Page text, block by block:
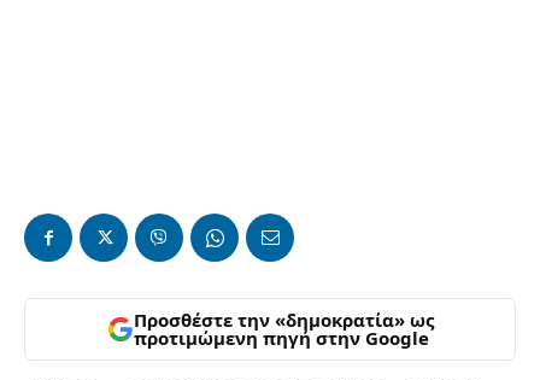
Προσθέστε την «δημοκρατία» ως
προτιμώμενη πηγή στην Google